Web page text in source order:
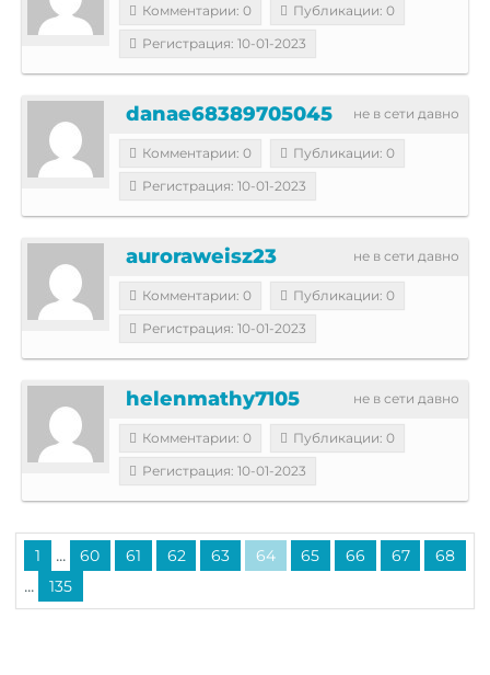
Комментарии: 0
Публикации: 0
Регистрация: 10-01-2023
не в сети давно
danae68389705045
Комментарии: 0
Публикации: 0
Регистрация: 10-01-2023
не в сети давно
auroraweisz23
Комментарии: 0
Публикации: 0
Регистрация: 10-01-2023
не в сети давно
helenmathy7105
Комментарии: 0
Публикации: 0
Регистрация: 10-01-2023
1 ... 60 61 62 63 64 65 66 67 68
... 135